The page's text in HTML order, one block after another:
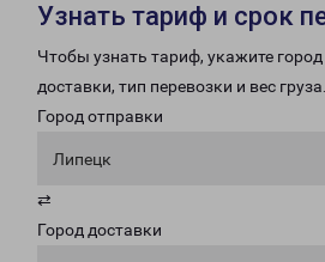
Узнать тариф и срок
Чтобы узнать тариф, укажите
доставки, тип перевозки и вес груза.
Город отправки
Липецк
⇄
Город доставки